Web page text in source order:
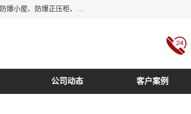
南阳首安防爆电气有限公司是一家集开发、生产、销售、安装、服务为一体的专业防爆公司，主要生产防爆小屋、防爆正压柜、防爆空调、防爆控制箱、防爆配电箱（柜），防爆正压系列，防爆灯具，防爆风机，防爆管件，粉尘防爆，防腐防尘防水等百余系列上千种防爆产品。
公司动态 客户案例